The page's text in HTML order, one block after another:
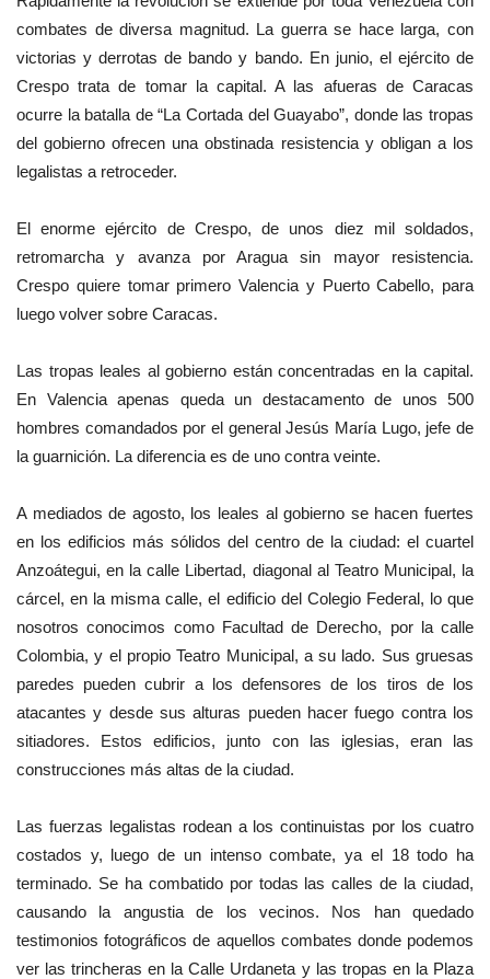
combates de diversa magnitud. La guerra se hace larga, con
victorias y derrotas de bando y bando. En junio, el ejército de
Crespo trata de tomar la capital. A las afueras de Caracas
ocurre la batalla de “La Cortada del Guayabo”, donde las tropas
del gobierno ofrecen una obstinada resistencia y obligan a los
legalistas a retroceder.
El enorme ejército de Crespo, de unos diez mil soldados,
retromarcha y avanza por Aragua sin mayor resistencia.
Crespo quiere tomar primero Valencia y Puerto Cabello, para
luego volver sobre Caracas.
Las tropas leales al gobierno están concentradas en la capital.
En Valencia apenas queda un destacamento de unos 500
hombres comandados por el general Jesús María Lugo, jefe de
la guarnición. La diferencia es de uno contra veinte.
A mediados de agosto, los leales al gobierno se hacen fuertes
en los edificios más sólidos del centro de la ciudad: el cuartel
Anzoátegui, en la calle Libertad, diagonal al Teatro Municipal, la
cárcel, en la misma calle, el edificio del Colegio Federal, lo que
nosotros conocimos como Facultad de Derecho, por la calle
Colombia, y el propio Teatro Municipal, a su lado. Sus gruesas
paredes pueden cubrir a los defensores de los tiros de los
atacantes y desde sus alturas pueden hacer fuego contra los
sitiadores. Estos edificios, junto con las iglesias, eran las
construcciones más altas de la ciudad.
Las fuerzas legalistas rodean a los continuistas por los cuatro
costados y, luego de un intenso combate, ya el 18 todo ha
terminado. Se ha combatido por todas las calles de la ciudad,
causando la angustia de los vecinos. Nos han quedado
testimonios fotográficos de aquellos combates donde podemos
ver las trincheras en la Calle Urdaneta y las tropas en la Plaza